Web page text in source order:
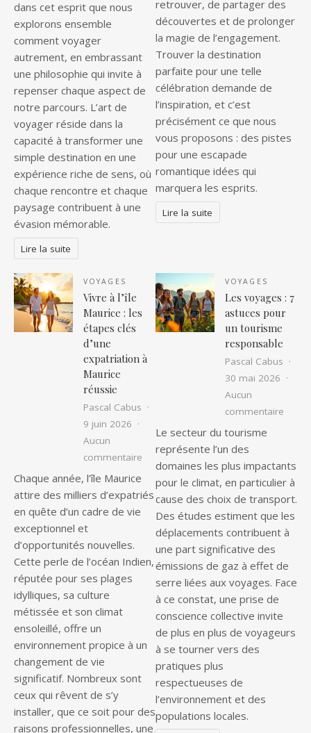
dans cet esprit que nous
explorons ensemble
comment voyager
autrement, en embrassant
une philosophie qui invite à
repenser chaque aspect de
notre parcours. L’art de
voyager réside dans la
capacité à transformer une
simple destination en une
expérience riche de sens, où
chaque rencontre et chaque
paysage contribuent à une
évasion mémorable.
Lire la suite
retrouver, de partager des
découvertes et de prolonger
la magie de l’engagement.
Trouver la destination
parfaite pour une telle
célébration demande de
l’inspiration, et c’est
précisément ce que nous
vous proposons : des pistes
pour une escapade
romantique idées qui
marquera les esprits.
Lire la suite
VOYAGES
Vivre à l’île
Maurice : les
étapes clés
d’une
expatriation à
Maurice
réussie
Pascal Cabus
9 juin 2026
Aucun
commentaire sur Vivre à l’île Maurice : les étapes
Chaque année, l’île Maurice
attire des milliers d’expatriés
en quête d’un cadre de vie
exceptionnel et
d’opportunités nouvelles.
Cette perle de l’océan Indien,
réputée pour ses plages
idylliques, sa culture
métissée et son climat
ensoleillé, offre un
environnement propice à un
changement de vie
significatif. Nombreux sont
ceux qui rêvent de s’y
installer, que ce soit pour des
raisons professionnelles, une
VOYAGES
Les voyages : 7
astuces pour
un tourisme
responsable
Pascal Cabus
30 mai 2026
Aucun
commentaire
Le secteur du tourisme
représente l’un des
domaines les plus impactants
pour le climat, en particulier à
cause des choix de transport.
Des études estiment que les
déplacements contribuent à
une part significative des
émissions de gaz à effet de
serre liées aux voyages. Face
à ce constat, une prise de
conscience collective invite
de plus en plus de voyageurs
à se tourner vers des
pratiques plus
respectueuses de
l’environnement et des
populations locales.